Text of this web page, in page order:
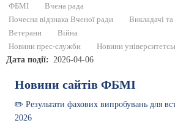
ФБМІ
Вчена рада
Почесна відзнака Вченої ради
Викладачі
Ветерани
Війна
Новини прес-служби
Новини
Дата події 2026-04-06
Новини сайтів ФБМІ
✏️ Результати фахових випробувань для
2026